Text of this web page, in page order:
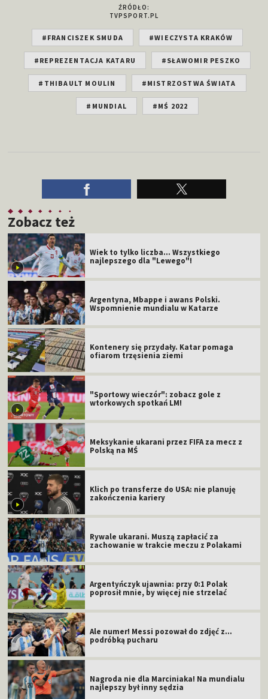
ŹRÓDŁO:
TVPSPORT.PL
#FRANCISZEK SMUDA #WIECZYSTA KRAKÓW
#REPREZENTACJA KATARU #SŁAWOMIR PESZKO
#THIBAULT MOULIN #MISTRZOSTWA ŚWIATA
#MUNDIAL #MŚ 2022
Zobacz też
Wiek to tylko liczba... Wszystkiego
najlepszego dla "Lewego"!
Argentyna, Mbappe i awans Polski.
Wspomnienie mundialu w Katarze
Kontenery się przydały. Katar pomaga
ofiarom trzęsienia ziemi
"Sportowy wieczór": zobacz gole z
wtorkowych spotkań LM!
Meksykanie ukarani przez FIFA za mecz z
Polską na MŚ
Klich po transferze do USA: nie planuję
zakończenia kariery
Rywale ukarani. Muszą zapłacić za
zachowanie w trakcie meczu z Polakami
Argentyńczyk ujawnia: przy 0:1 Polak
poprosił mnie, by więcej nie strzelać
Ale numer! Messi pozował do zdjęć z...
podróbką pucharu
Nagroda nie dla Marciniaka! Na mundialu
najlepszy był inny sędzia